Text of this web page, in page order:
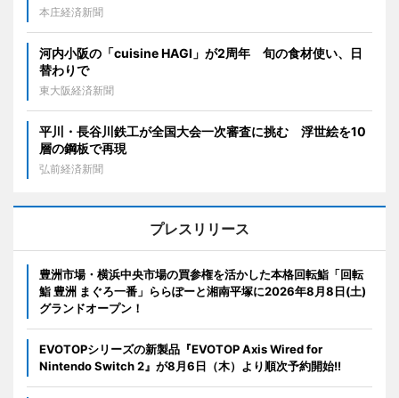
本庄経済新聞
河内小阪の「cuisine HAGI」が2周年 旬の食材使い、日
替わりで
東大阪経済新聞
平川・長谷川鉄工が全国大会一次審査に挑む 浮世絵を10
層の鋼板で再現
弘前経済新聞
プレスリリース
豊洲市場・横浜中央市場の買参権を活かした本格回転鮨「回転
鮨 豊洲 まぐろ一番」ららぽーと湘南平塚に2026年8月8日(土)
グランドオープン！
EVOTOPシリーズの新製品『EVOTOP Axis Wired for
Nintendo Switch 2』が8月6日（木）より順次予約開始!!